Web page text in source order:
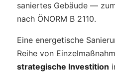
saniertes Gebäude —
nach ÖNORM B 2110.
Eine energetische
Reihe von
strategische Investition